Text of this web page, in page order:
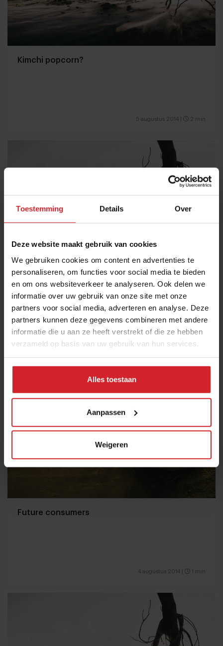
Toestemming Details Over
Deze website maakt gebruik van cookies
We gebruiken cookies om content en advertenties te
personaliseren, om functies voor social media te bieden
en om ons websiteverkeer te analyseren. Ook delen we
informatie over uw gebruik van onze site met onze
partners voor social media, adverteren en analyse. Deze
partners kunnen deze gegevens combineren met andere
informatie die u aan ze heeft verstrekt of die ze hebben
verzameld op basis van uw gebruik van hun services.
Alles toestaan
Aanpassen
Weigeren
Kimchi popcorn?
5 augustus 2014 2 min
Grenzeloze generatie
5 augustus 2014| 1 min
Future consumers
4 augustus 2014 1 min